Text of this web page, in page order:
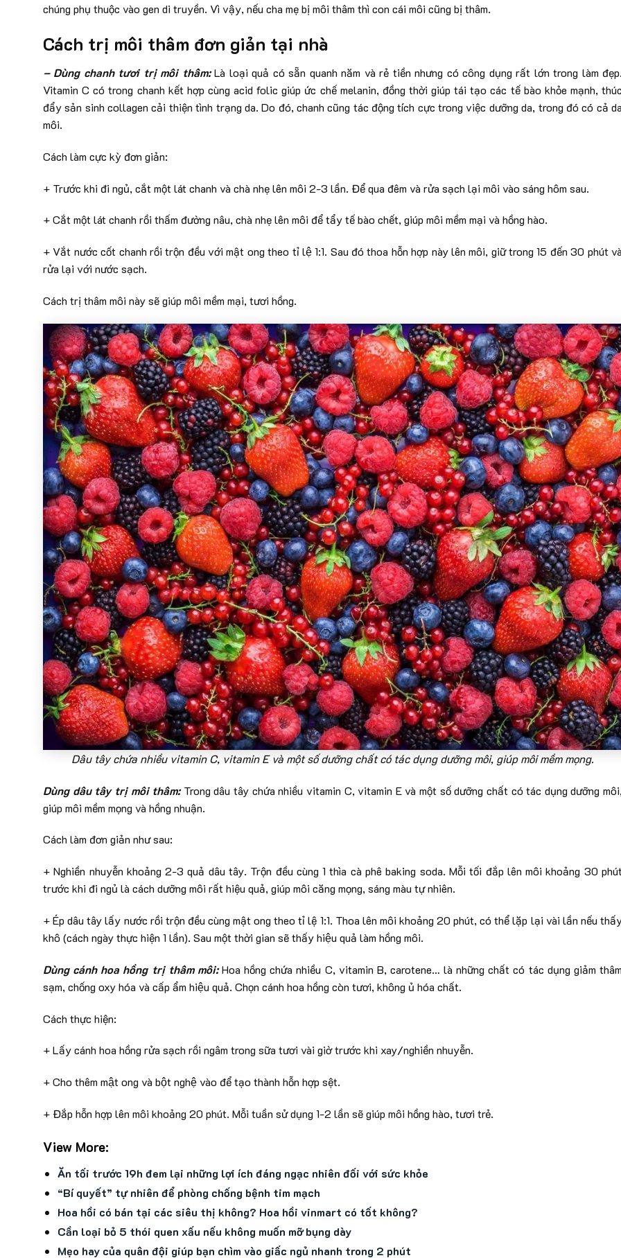
chúng phụ thuộc vào gen di truyền. Vì vậy, nếu cha mẹ bị môi thâm thì con cái môi cũng bị thâm.
Cách trị môi thâm đơn giản tại nhà
– Dùng chanh tươi trị môi thâm:Là loại quả có sẵn quanh năm và rẻ tiền nhưng có công dụng rất lớn trong làm đẹp.
Vitamin C có trong chanh kết hợp cùng acid folic giúp ức chế melanin, đồng thời giúp tái tạo các tế bào khỏe mạnh, thúc
đẩy sản sinh collagen cải thiện tình trạng da. Do đó, chanh cũng tác động tích cực trong việc dưỡng da, trong đó có cả da
môi.
Cách làm cực kỳ đơn giản:
+ Trước khi đi ngủ, cắt một lát chanh và chà nhẹ lên môi 2-3 lần. Để qua đêm và rửa sạch lại môi vào sáng hôm sau.
+ Cắt một lát chanh rồi thấm đường nâu, chà nhẹ lên môi để tẩy tế bào chết, giúp môi mềm mại và hồng hào.
+ Vắt nước cốt chanh rồi trộn đều với mật ong theo tỉ lệ 1:1. Sau đó thoa hỗn hợp này lên môi, giữ trong 15 đến 30 phút và
rửa lại với nước sạch.
Cách trị thâm môi này sẽ giúp môi mềm mại, tươi hồng.
Dâu tây chứa nhiều vitamin C, vitamin E và một số dưỡng chất có tác dụng dưỡng môi, giúp môi mềm mọng.
Dùng dâu tây trị môi thâm:Trong dâu tây chứa nhiều vitamin C, vitamin E và một số dưỡng chất có tác dụng dưỡng môi,
giúp môi mềm mọng và hồng nhuận.
Cách làm đơn giản như sau:
+ Nghiền nhuyễn khoảng 2-3 quả dâu tây. Trộn đều cùng 1 thìa cà phê baking soda. Mỗi tối đắp lên môi khoảng 30
trước khi đi ngủ là cách dưỡng môi rất hiệu quả, giúp môi căng mọng, sáng màu tự nhiên.
+ Ép dâu tây lấy nước rồi trộn đều cùng mật ong theo tỉ lệ 1:1. Thoa lên môi khoảng 20 phút, có thể lặp lại vài lần nếu
khô (cách ngày thực hiện 1 lần). Sau một thời gian sẽ thấy hiệu quả làm hồng môi.
Dùng cánh hoa hồng trị thâm môi:Hoa hồng chứa nhiều C, vitamin B, carotene… là những chất có tác dụng giảm thâm
sạm, chống oxy hóa và cấp ẩm hiệu quả. Chọn cánh hoa hồng còn tươi, không ủ hóa chất.
Cách thực hiện:
+ Lấy cánh hoa hồng rửa sạch rồi ngâm trong sữa tươi vài giờ trước khi xay/nghiền nhuyễn.
+ Cho thêm mật ong và bột nghệ vào để tạo thành hỗn hợp sệt.
+ Đắp hỗn hợp lên môi khoảng 20 phút. Mỗi tuần sử dụng 1-2 lần sẽ giúp môi hồng hào, tươi trẻ.
View More:
Ăn tối trước 19h đem lại những lợi ích đáng ngạc nhiên đối với sức khỏe
“Bí quyết” tự nhiên để phòng chống bệnh tim mạch
Hoa hồi có bán tại các siêu thị không? Hoa hồi vinmart có tốt không?
Cần loại bỏ 5 thói quen xấu nếu không muốn mỡ bụng dày
Mẹo hay của quân đội giúp bạn chìm vào giấc ngủ nhanh trong 2 phút